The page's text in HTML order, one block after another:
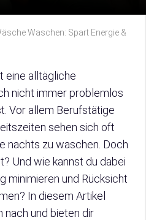
Waschen: Spart Energie &
eine alltägliche
nicht immer problemlos
Vor allem Berufstätige
sehen sich oft
nachts zu waschen. Doch
Und wie kannst du dabei
minimieren und Rücksicht
In diesem Artikel
nach und bieten dir